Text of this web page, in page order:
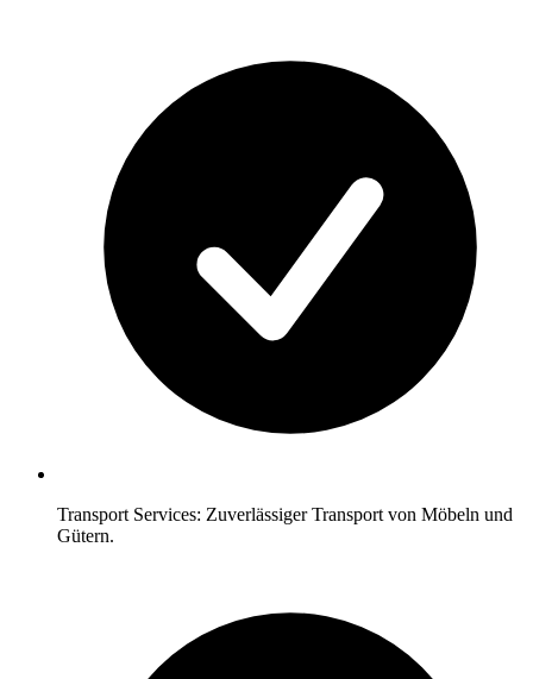
Transport Services: Zuverlässiger Transport von Möbeln und
Gütern.